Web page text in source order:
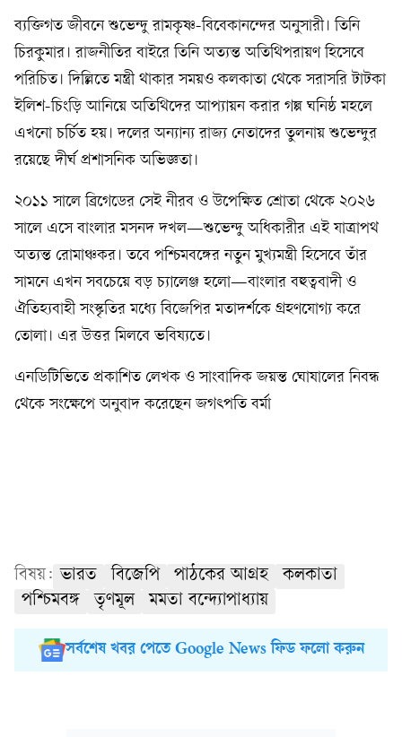
ব্যক্তিগত জীবনে শুভেন্দু রামকৃষ্ণ-বিবেকানন্দের অনুসারী। তিনি
চিরকুমার। রাজনীতির বাইরে তিনি অত্যন্ত অতিথিপরায়ণ হিসেবে
পরিচিত। দিল্লিতে মন্ত্রী থাকার সময়ও কলকাতা থেকে সরাসরি টাটকা
ইলিশ-চিংড়ি আনিয়ে অতিথিদের আপ্যায়ন করার গল্প ঘনিষ্ঠ মহলে
এখনো চর্চিত হয়। দলের অন্যান্য রাজ্য নেতাদের তুলনায় শুভেন্দুর
রয়েছে দীর্ঘ প্রশাসনিক অভিজ্ঞতা।
২০১১ সালে ব্রিগেডের সেই নীরব ও উপেক্ষিত শ্রোতা থেকে ২০২৬
সালে এসে বাংলার মসনদ দখল—শুভেন্দু অধিকারীর এই যাত্রাপথ
অত্যন্ত রোমাঞ্চকর। তবে পশ্চিমবঙ্গের নতুন মুখ্যমন্ত্রী হিসেবে তাঁর
সামনে এখন সবচেয়ে বড় চ্যালেঞ্জ হলো—বাংলার বহুত্ববাদী ও
ঐতিহ্যবাহী সংস্কৃতির মধ্যে বিজেপির মতাদর্শকে গ্রহণযোগ্য করে
তোলা। এর উত্তর মিলবে ভবিষ্যতে।
এনডিটিভিতে প্রকাশিত লেখক ও সাংবাদিক জয়ন্ত ঘোষালের নিবন্ধ
থেকে সংক্ষেপে অনুবাদ করেছেন জগৎপতি বর্মা
বিষয়: ভারত বিজেপি পাঠকের আগ্রহ
কলকাতা
পশ্চিমবঙ্গ
তৃণমূল মমতা বন্দ্যোপাধ্যায়
সর্বশেষ খবর পেতে Google News ফিড ফলো করুন